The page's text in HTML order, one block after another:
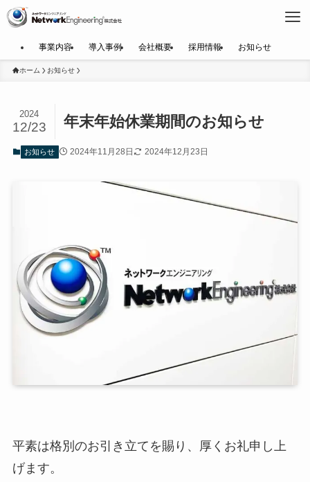
事業内容 導入事例 会社概要 採用情報 お知らせ
ホーム お知らせ
年末年始休業期間のお知らせ
2024
12/23
お知らせ 2024年11月28日 2024年12月23日
平素は格別のお引き立てを賜り、厚くお礼申し上
げます。